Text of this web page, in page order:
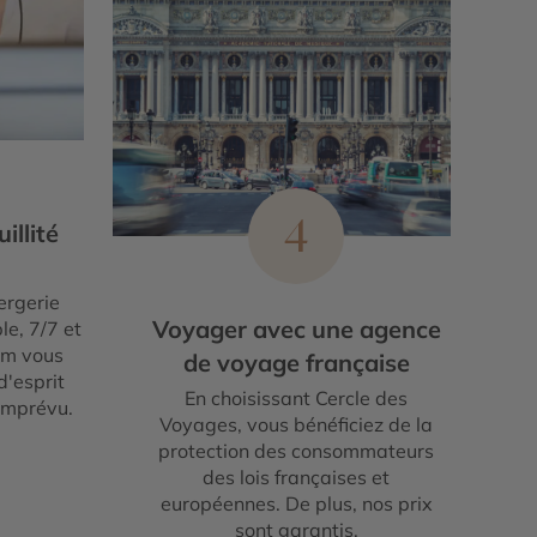
7/7 et
vous
4
Voyager avec une agence
de voyage française
En choisissant Cercle des
Voyages, vous bénéficiez de la
protection des consommateurs
des lois françaises et
européennes. De plus, nos prix
sont garantis.